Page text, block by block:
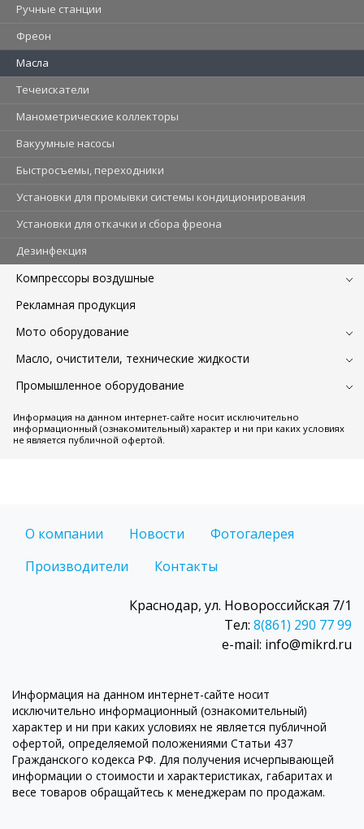
Ручные станции
Фреон
Масла
Течеискатели
Манометрические коллекторы
Вакуумные насосы
Быстросъемы, переходники
Установки для промывки системы кондиционирования
Установки для откачки и сбора фреона
Дезинфекция
Компрессоры воздушные
Рекламная продукция
Мото оборудование
Масло, очистители, технические жидкости
Промышленное оборудование
Информация на данном интернет-сайте носит исключительно
информационный (ознакомительный) характер и ни при каких условиях
не является публичной офертой.
О компании Новости
Фотогалерея
Производители
Контакты
Краснодар, ул. Новороссийская 7/1
Тел: 8(861) 290 77 99
e-mail: info@mikrd.ru
Информация на данном интернет-сайте носит
исключительно информационный (ознакомительный)
характер и ни при каких условиях не является публичной
офертой, определяемой положениями Статьи 437
Гражданского кодекса РФ. Для получения исчерпывающей
информации о стоимости и характеристиках, габаритах и
весе товаров обращайтесь к менеджерам по продажам.